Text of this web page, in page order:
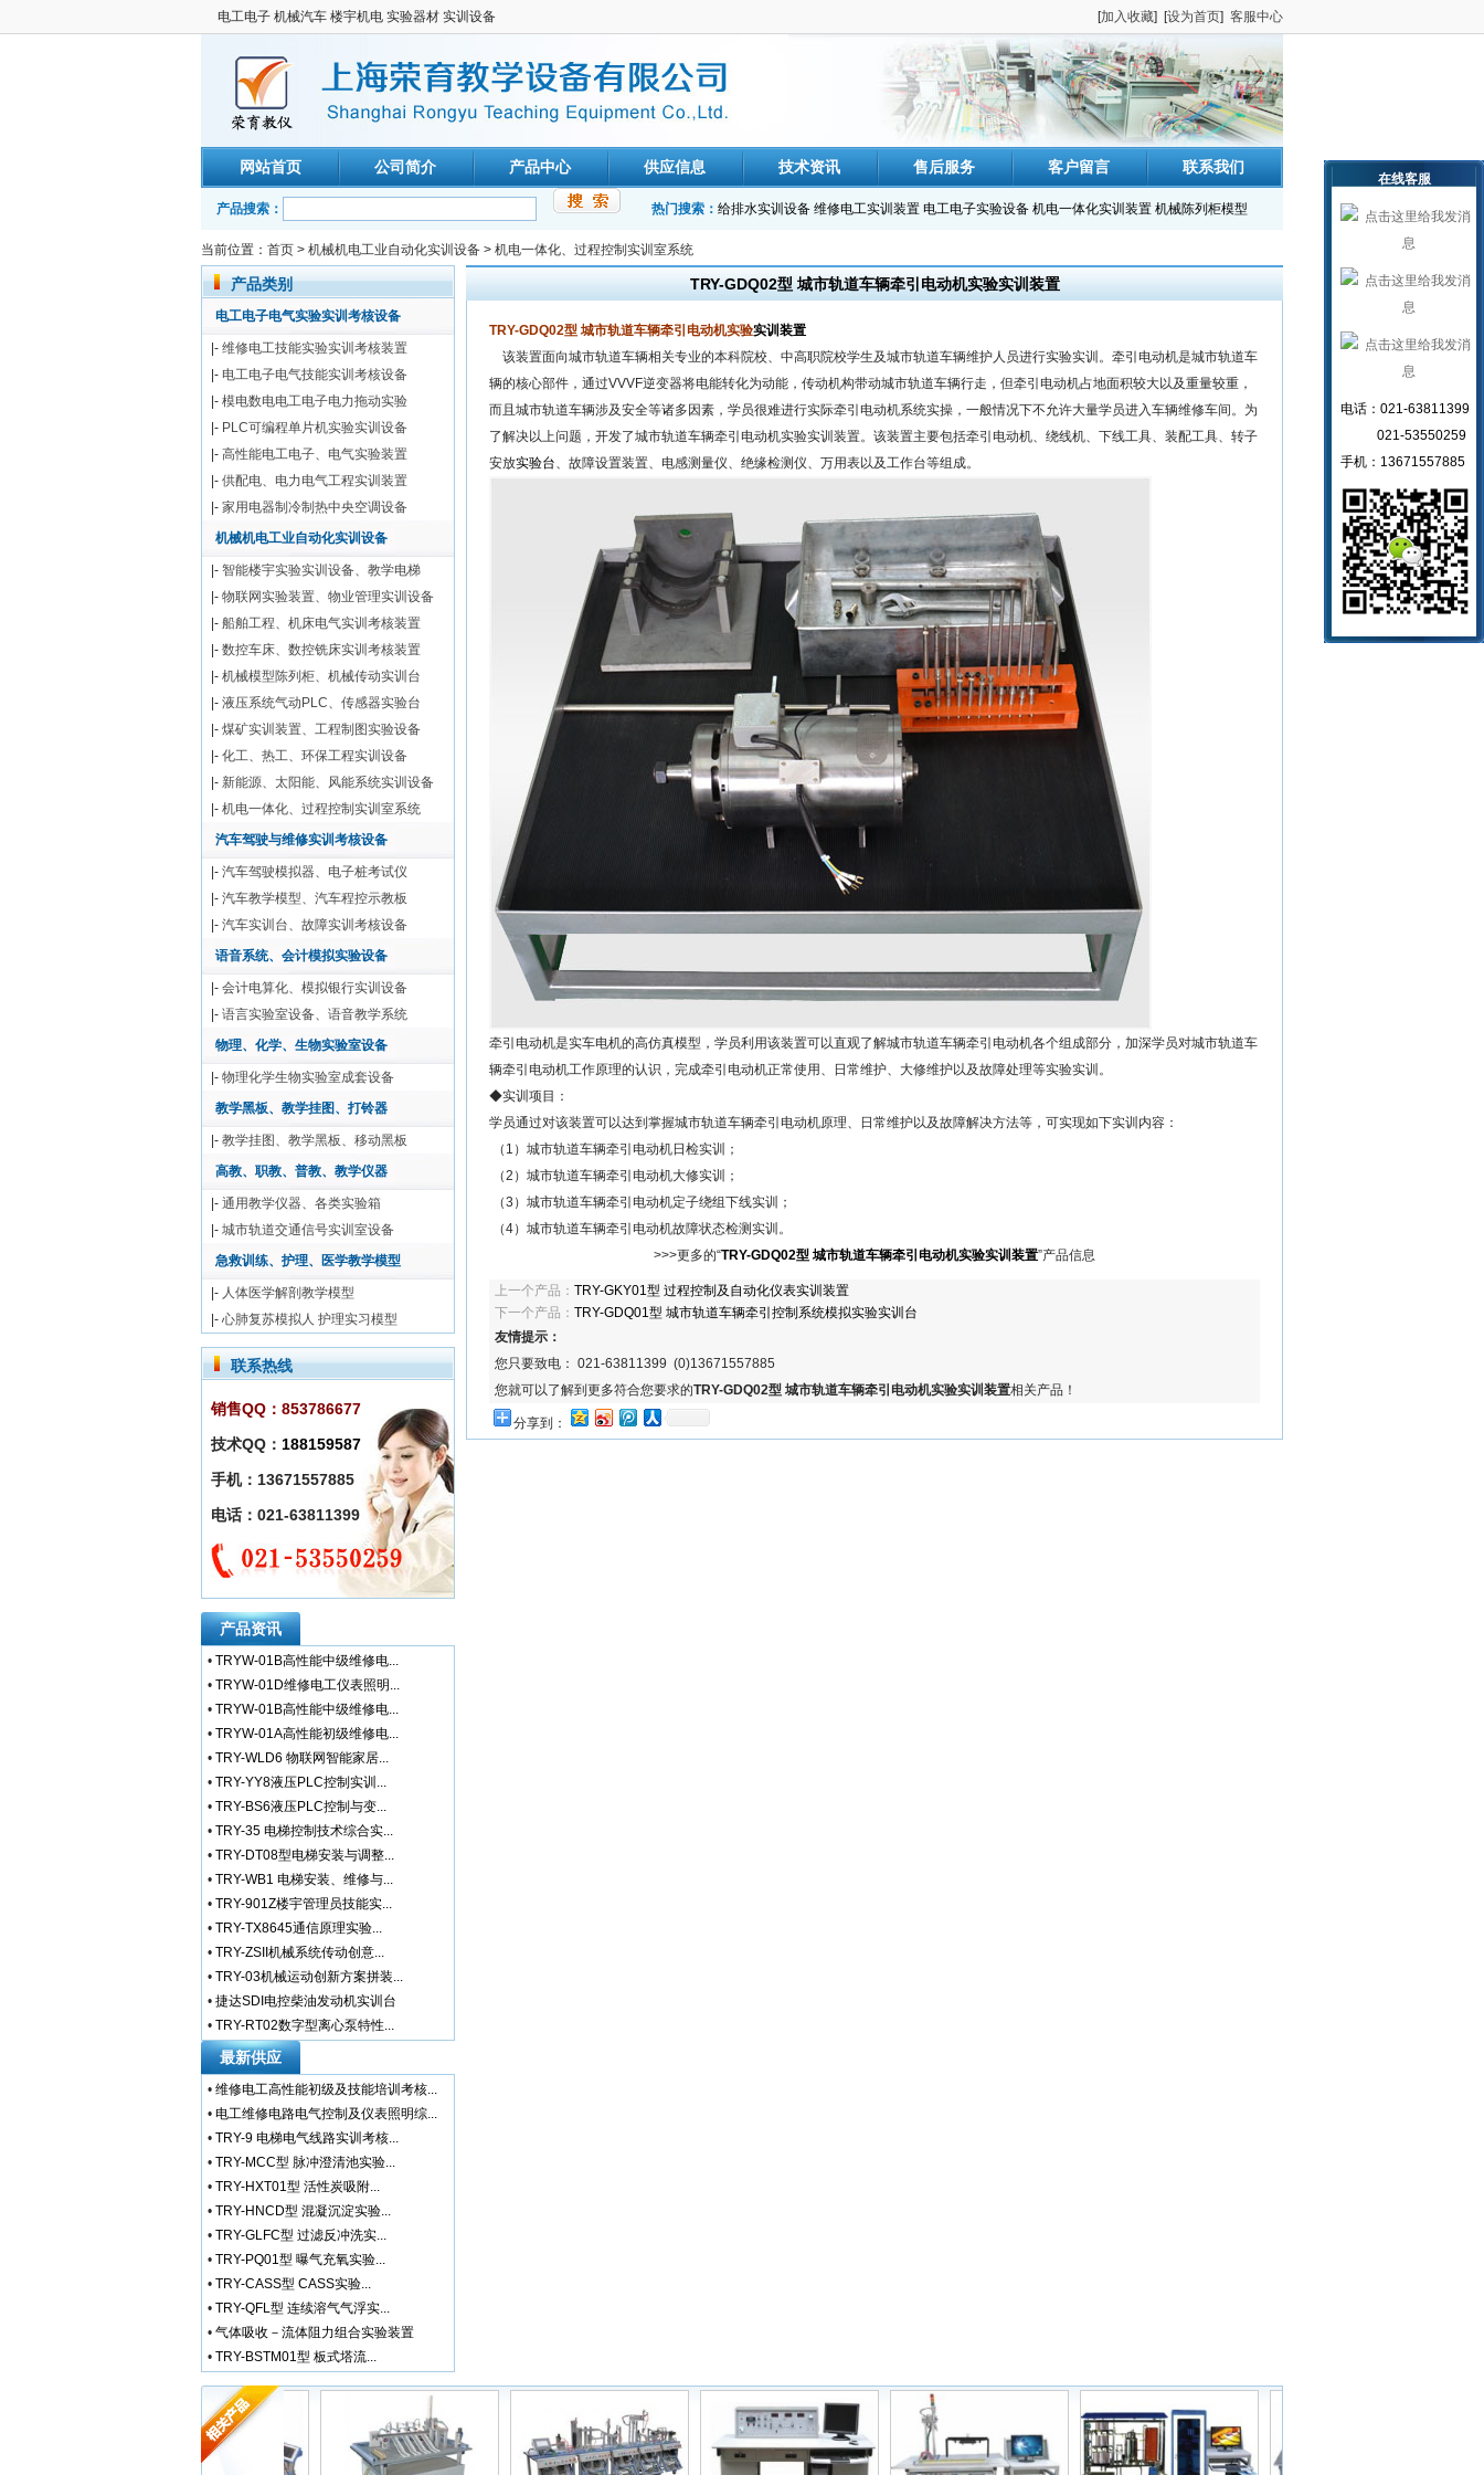
电工电子 机械汽车 楼宇机电 实验器材 实训设备 [加入收藏] [设为首页] 客服中心
网站首页 公司简介 产品中心 供应信息 技术资讯 售后服务 客户留言 联系我们
产品搜索： 热门搜索： 给排水实训设备 维修电工实训装置 电工电子实验设备 机电一体化实训装置 机械陈列柜模型
当前位置： 首页 > 机械机电工业自动化实训设备 > 机电一体化、过程控制实训室系统
TRY-GDQ02型 城市轨道车辆牵引电动机实验实训装置
TRY-GDQ02型 城市轨道车辆牵引电动机实验实训装置
该装置面向城市轨道车辆相关专业的本科院校、中高职院校学生及城市轨道车辆维护人员进行实验实训。牵引电动机是城市轨道车
辆的核心部件，通过VVVF逆变器将电能转化为动能，传动机构带动城市轨道车辆行走，但牵引电动机占地面积较大以及重量较重，
而且城市轨道车辆涉及安全等诸多因素，学员很难进行实际牵引电动机系统实操，一般情况下不允许大量学员进入车辆维修车间。为
了解决以上问题，开发了城市轨道车辆牵引电动机实验实训装置。该装置主要包括牵引电动机、绕线机、下线工具、装配工具、转子
安放实验台、故障设置装置、电感测量仪、绝缘检测仪、万用表以及工作台等组成。
牵引电动机是实车电机的高仿真模型，学员利用该装置可以直观了解城市轨道车辆牵引电动机各个组成部分，加深学员对城市轨道车
辆牵引电动机工作原理的认识，完成牵引电动机正常使用、日常维护、大修维护以及故障处理等实验实训。
◆实训项目：
学员通过对该装置可以达到掌握城市轨道车辆牵引电动机原理、日常维护以及故障解决方法等，可实现如下实训内容：
（1）城市轨道车辆牵引电动机日检实训；
（2）城市轨道车辆牵引电动机大修实训；
（3）城市轨道车辆牵引电动机定子绕组下线实训；
（4）城市轨道车辆牵引电动机故障状态检测实训。
>>>更多的“TRY-GDQ02型 城市轨道车辆牵引电动机实验实训装置”产品信息
上一个产品： TRY-GKY01型 过程控制及自动化仪表实训装置
下一个产品： TRY-GDQ01型 城市轨道车辆牵引控制系统模拟实验实训台
友情提示：
您只要致电： 021-63811399 (0)13671557885
您就可以了解到更多符合您要求的TRY-GDQ02型 城市轨道车辆牵引电动机实验实训装置相关产品！
分享到：
产品类别
电工电子电气实验实训考核设备
|- 维修电工技能实验实训考核装置
|- 电工电子电气技能实训考核设备
|- 模电数电电工电子电力拖动实验
|- PLC可编程单片机实验实训设备
|- 高性能电工电子、电气实验装置
|- 供配电、电力电气工程实训装置
|- 家用电器制冷制热中央空调设备
机械机电工业自动化实训设备
|- 智能楼宇实验实训设备、教学电梯
|- 物联网实验装置、物业管理实训设备
|- 船舶工程、机床电气实训考核装置
|- 数控车床、数控铣床实训考核装置
|- 机械模型陈列柜、机械传动实训台
|- 液压系统气动PLC、传感器实验台
|- 煤矿实训装置、工程制图实验设备
|- 化工、热工、环保工程实训设备
|- 新能源、太阳能、风能系统实训设备
|- 机电一体化、过程控制实训室系统
汽车驾驶与维修实训考核设备
|- 汽车驾驶模拟器、电子桩考试仪
|- 汽车教学模型、汽车程控示教板
|- 汽车实训台、故障实训考核设备
语音系统、会计模拟实验设备
|- 会计电算化、模拟银行实训设备
|- 语言实验室设备、语音教学系统
物理、化学、生物实验室设备
|- 物理化学生物实验室成套设备
教学黑板、教学挂图、打铃器
|- 教学挂图、教学黑板、移动黑板
高教、职教、普教、教学仪器
|- 通用教学仪器、各类实验箱
|- 城市轨道交通信号实训室设备
急救训练、护理、医学教学模型
|- 人体医学解剖教学模型
|- 心肺复苏模拟人 护理实习模型
联系热线
销售QQ：853786677
技术QQ： 188159587
手机：13671557885
电话：021-63811399
产品资讯
• TRYW-01B高性能中级维修电...
• TRYW-01D维修电工仪表照明...
• TRYW-01B高性能中级维修电...
• TRYW-01A高性能初级维修电...
• TRY-WLD6 物联网智能家居...
• TRY-YY8液压PLC控制实训...
• TRY-BS6液压PLC控制与变...
• TRY-35 电梯控制技术综合实...
• TRY-DT08型电梯安装与调整...
• TRY-WB1 电梯安装、维修与...
• TRY-901Z楼宇管理员技能实...
• TRY-TX8645通信原理实验...
• TRY-ZSII机械系统传动创意...
• TRY-03机械运动创新方案拼装...
• 捷达SDI电控柴油发动机实训台
• TRY-RT02数字型离心泵特性...
最新供应
• 维修电工高性能初级及技能培训考核...
• 电工维修电路电气控制及仪表照明综...
• TRY-9 电梯电气线路实训考核...
• TRY-MCC型 脉冲澄清池实验...
• TRY-HXT01型 活性炭吸附...
• TRY-HNCD型 混凝沉淀实验...
• TRY-GLFC型 过滤反冲洗实...
• TRY-PQ01型 曝气充氧实验...
• TRY-CASS型 CASS实验...
• TRY-QFL型 连续溶气气浮实...
• 气体吸收－流体阻力组合实验装置
• TRY-BSTM01型 板式塔流...
在线客服
电话：021-63811399
021-53550259
手机：13671557885